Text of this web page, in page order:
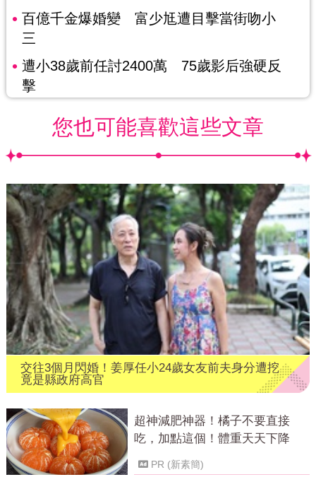
百億千金爆婚變 富少尪遭目擊當街吻小
三
遭小38歲前任討2400萬 75歲影后強硬反
擊
您也可能喜歡這些文章
交往3個月閃婚！姜厚任小24歲女友前夫身分遭挖
竟是縣政府高官
超神減肥神器！橘子不要直接
吃，加點這個！體重天天下降
PR (新素簡)